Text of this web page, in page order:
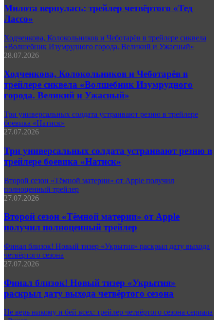
Милота вернулась: трейлер четвёртого «Тед
Лассо»
Ходченкова, Колокольников и Чеботарёв в трейлере сиквела
«Волшебник Изумрудного города. Великий и Ужасный»
28.07.2026
Ходченкова, Колокольников и Чеботарёв в
трейлере сиквела «Волшебник Изумрудного
города. Великий и Ужасный»
Три универсальных солдата устраивают резню в трейлере
боевика «Натиск»
27.07.2026
Три универсальных солдата устраивают резню в
трейлере боевика «Натиск»
Второй сезон «Тёмной материи» от Apple получил
полноценный трейлер
27.07.2026
Второй сезон «Тёмной материи» от Apple
получил полноценный трейлер
Финал близок! Новый тизер «Укрытия» раскрыл дату выхода
четвёртого сезона
27.07.2026
Финал близок! Новый тизер «Укрытия»
раскрыл дату выхода четвёртого сезона
Не верь никому и бей всех: трейлер четвёртого сезона сериала